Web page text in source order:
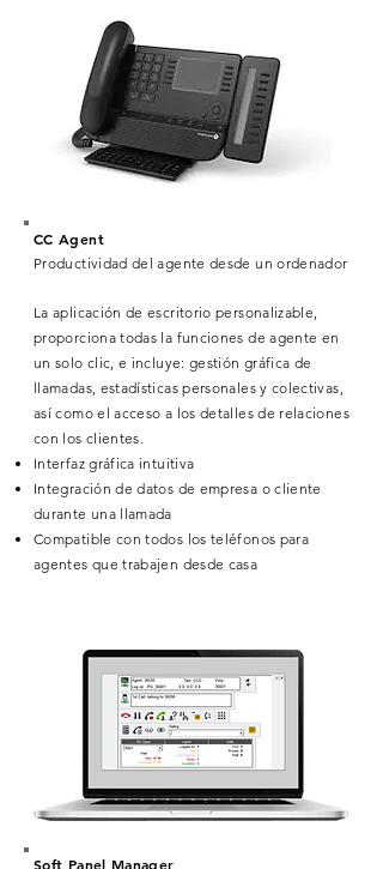
CC Agent
Productividad del agente desde un ordenador
La aplicación de escritorio personalizable,
proporciona todas la funciones de agente en
un solo clic, e incluye: gestión gráfica de
llamadas, estadísticas personales y colectivas,
así como el acceso a los detalles de relaciones
con los clientes.
Interfaz gráfica intuitiva
Integración de datos de empresa o cliente
durante una llamada
Compatible con todos los teléfonos para
agentes que trabajen desde casa
Soft Panel Manager